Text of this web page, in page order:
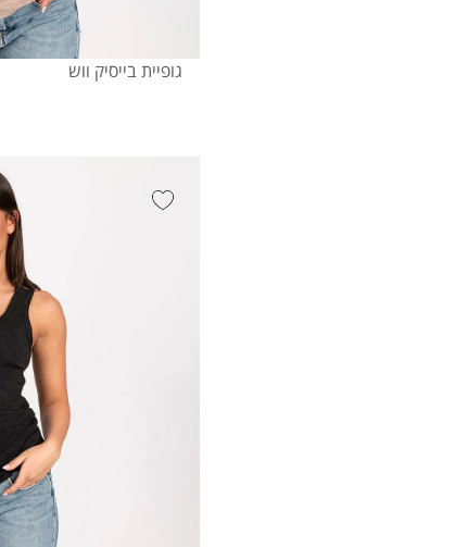
גופיית בייסיק ווש